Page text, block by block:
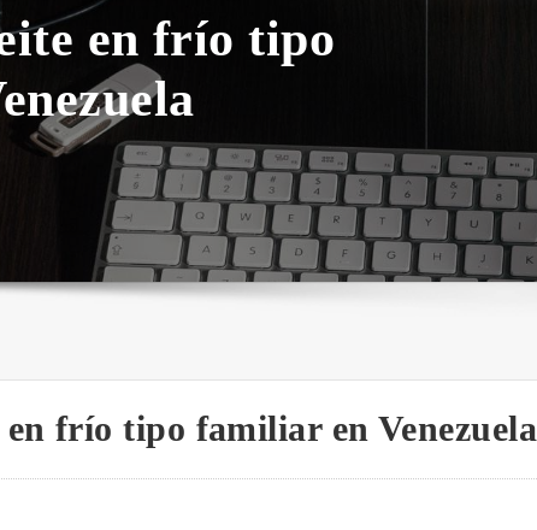
en frío tipo
en frío tipo familiar en Venezuela